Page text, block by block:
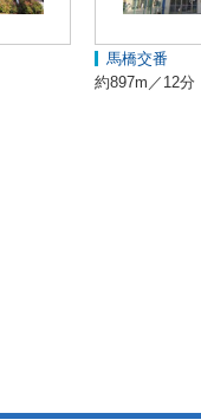
馬橋交番
約897m／12分